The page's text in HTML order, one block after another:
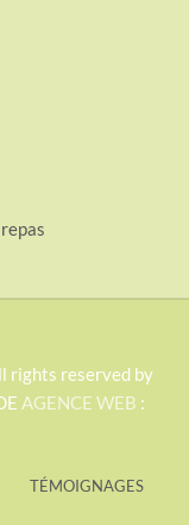
rights reserved by
AGENCE WEB :
TÉMOIGNAGES